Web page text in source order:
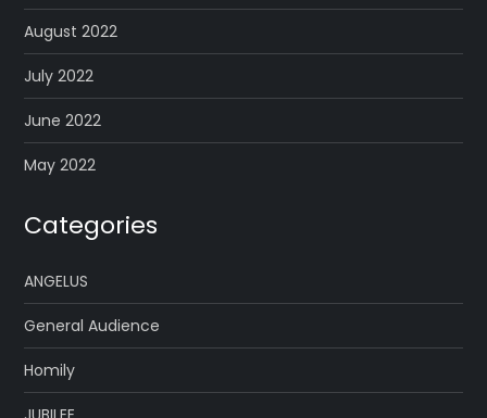
August 2022
July 2022
June 2022
May 2022
Categories
ANGELUS
General Audience
Homily